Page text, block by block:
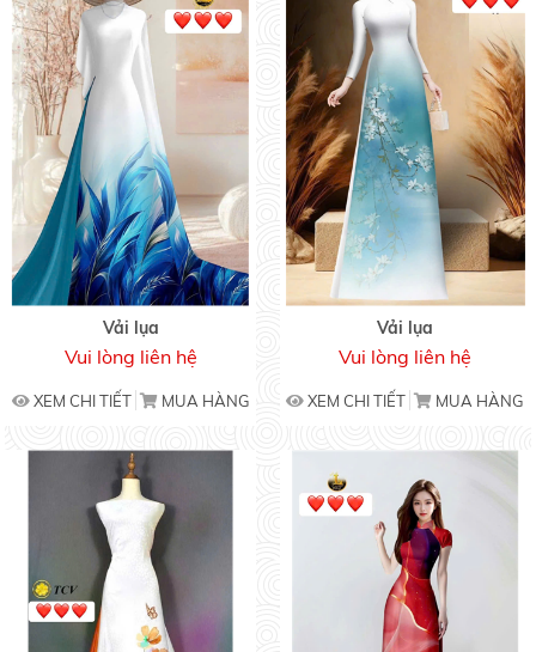
Vải lụa
Vui lòng liên hệ
XEM CHI TIẾT MUA HÀNG
Vải lụa
Vui lòng liên hệ
XEM CHI TIẾT MUA HÀNG